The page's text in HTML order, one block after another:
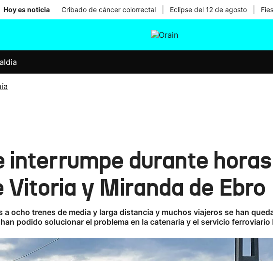
Hoy es noticia Cribado de cáncer colorrectal Eclipse del 12 de agosto
interrumpe durante
y Miranda de Ebro
a ocho trenes de media y larga distancia y muchos viajeros se han
podido solucionar el problema en la catenaria y el servicio